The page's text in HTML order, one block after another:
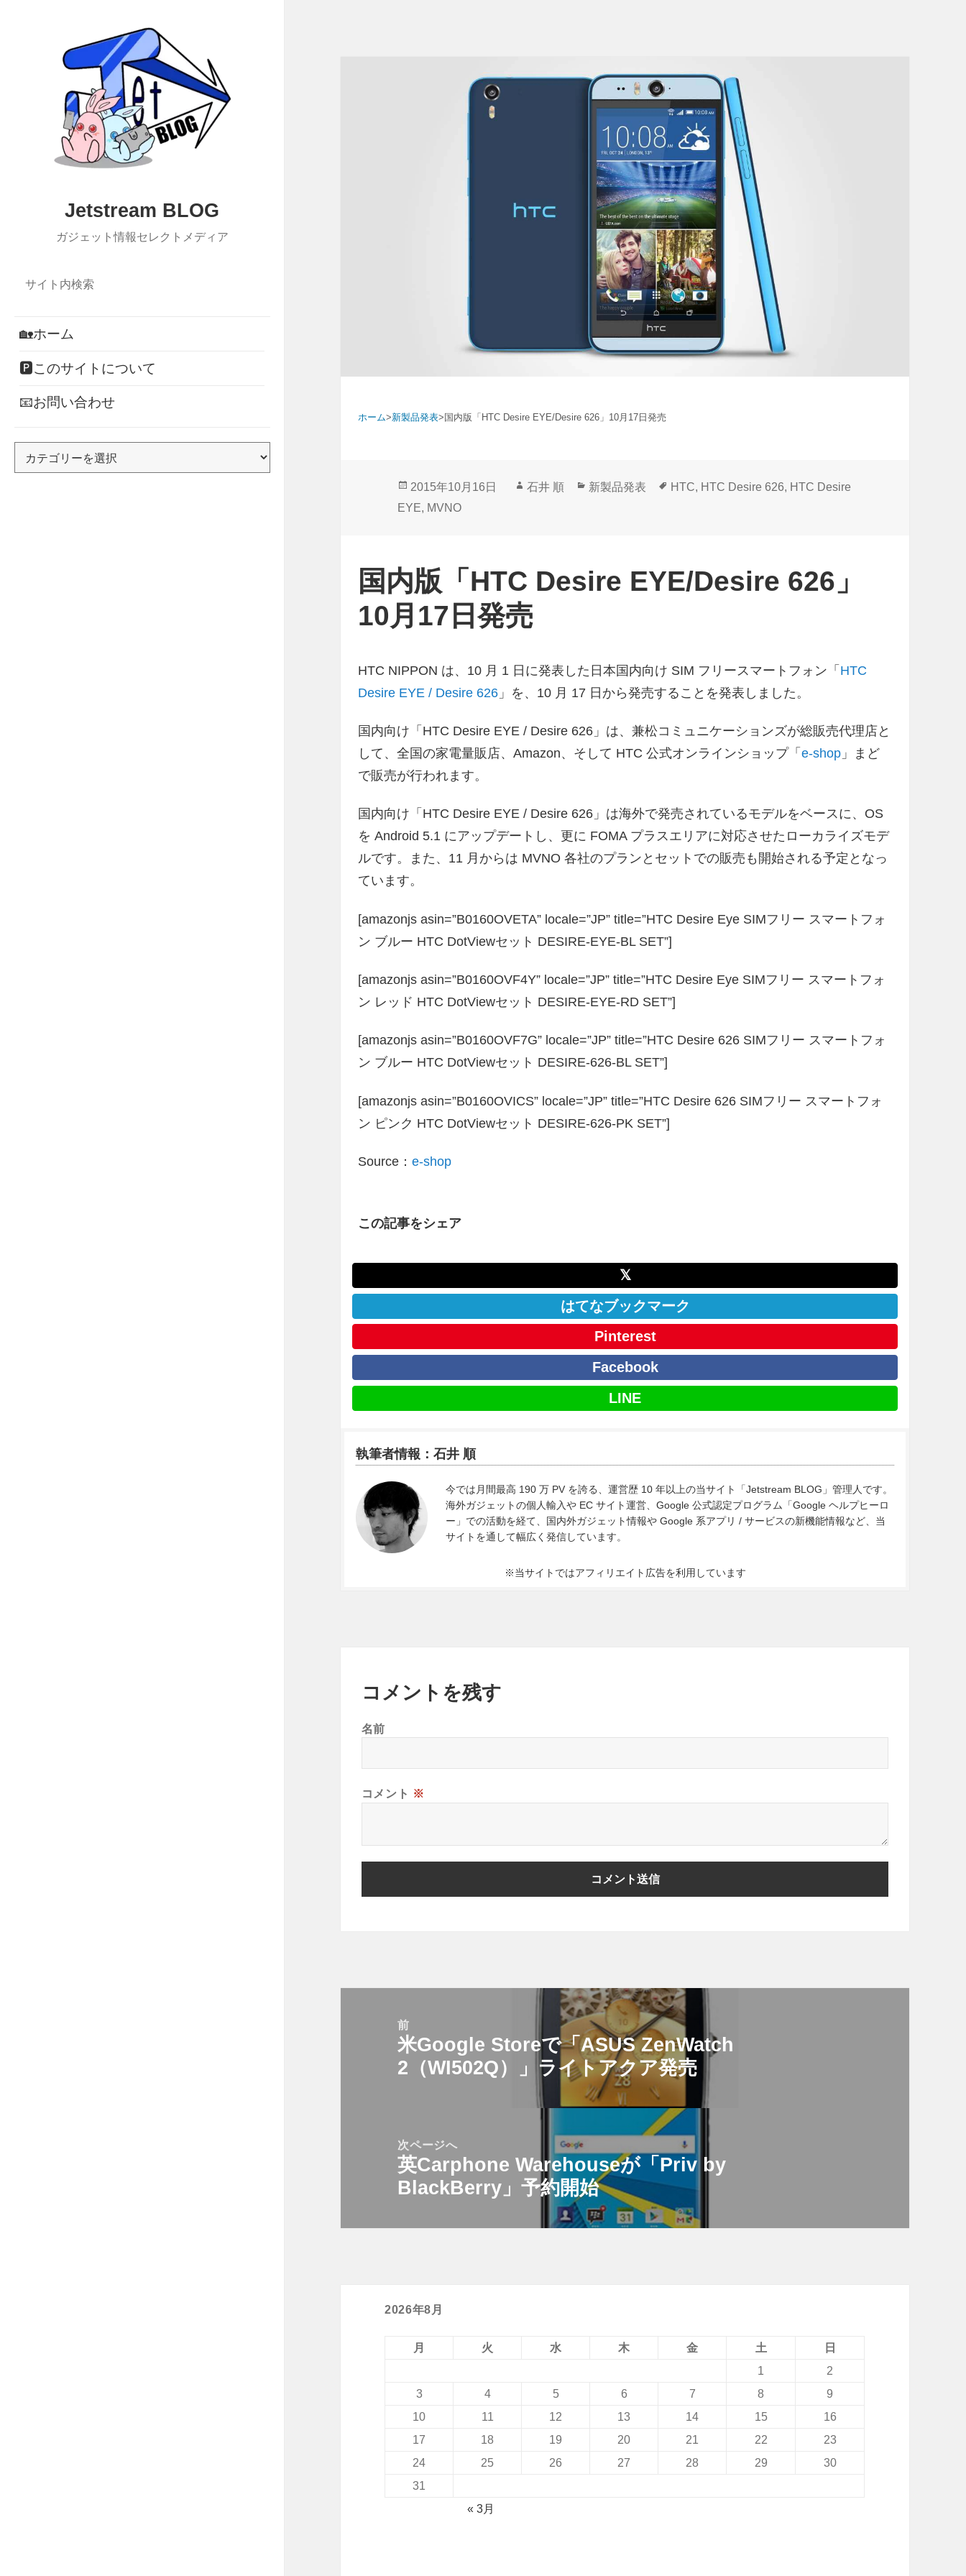
Jetstream BLOG
ガジェット情報セレクトメディア
🏡ホーム
🅿このサイトについて
📧お問い合わせ
ホーム>新製品発表> 国内版「HTC Desire EYE/Desire 626」10月17日発売
投
稿
2015年10月16日
作
石井 順
カ
新製品発表
タ
HTC, HTC Desire 626, HTC Desire
EYE, MVNO
国内版「HTC Desire EYE/Desire 626」
10月17日発売
HTC NIPPON は、10 月 1 日に発表した日本国内向け SIM フリースマートフォン「 HTC
Desire EYE / Desire 626 」を、10 月 17 日から発売することを発表しました。
国内向け「HTC Desire EYE / Desire 626」は、兼松コミュニケーションズが総販売代理店と
して、全国の家電量販店、Amazon、そして HTC 公式オンラインショップ「e-shop 」まど
で販売が行われます。
国内向け「HTC Desire EYE / Desire 626」は海外で発売されているモデルをベースに、OS
を Android 5.1 にアップデートし、更に FOMA プラスエリアに対応させたローカライズモデ
ルです。また、11 月からは MVNO 各社のプランとセットでの販売も開始される予定となっ
ています。
[amazonjs asin=”B0160OVETA” locale=”JP” title=”HTC Desire Eye SIMフリー スマートフォ
ン ブルー HTC DotViewセット DESIRE-EYE-BL SET”]
[amazonjs asin=”B0160OVF4Y” locale=”JP” title=”HTC Desire Eye SIMフリー スマートフォ
ン レッド HTC DotViewセット DESIRE-EYE-RD SET”]
[amazonjs asin=”B0160OVF7G” locale=”JP” title=”HTC Desire 626 SIMフリー スマートフォ
ン ブルー HTC DotViewセット DESIRE-626-BL SET”]
[amazonjs asin=”B0160OVICS” locale=”JP” title=”HTC Desire 626 SIMフリー スマートフォ
ン ピンク HTC DotViewセット DESIRE-626-PK SET”]
Source：e-shop
この記事をシェア
𝕏
はてなブックマーク
Pinterest
Facebook
LINE
執筆者情報：石井 順
今では月間最高 190 万 PV を誇る、運営歴 10 年以上の当サイト「Jetstream BLOG」管理人です。
海外ガジェットの個人輸入や EC サイト運営、Google 公式認定プログラム「Google ヘルプヒーロ
ー」での活動を経て、国内外ガジェット情報や Google 系アプリ / サービスの新機能情報など、当
サイトを通して幅広く発信しています。
※当サイトではアフィリエイト広告を利用しています
コメントを残す
名前
コメント ※
前
前
の
米Google Storeで「ASUS ZenWatch
2（WI502Q）」ライトアクア発売
次ページへ
次
の
稿:
英Carphone Warehouseが「Priv by
BlackBerry」予約開始
2026年8月
月 火 水 木 金 土
日
1
2
3
4 5 6 7 8
9
10
11 12 13 14 15
16
17
18 19 20 21 22
23
24
25 26 27 28 29
30
31
« 3月